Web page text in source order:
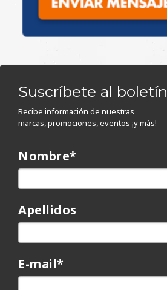
Suscríbete al boletín
Recibe información de nuestras
marcas, promociones, eventos ¡y más!
Nombre*
Apellidos
E-mail*